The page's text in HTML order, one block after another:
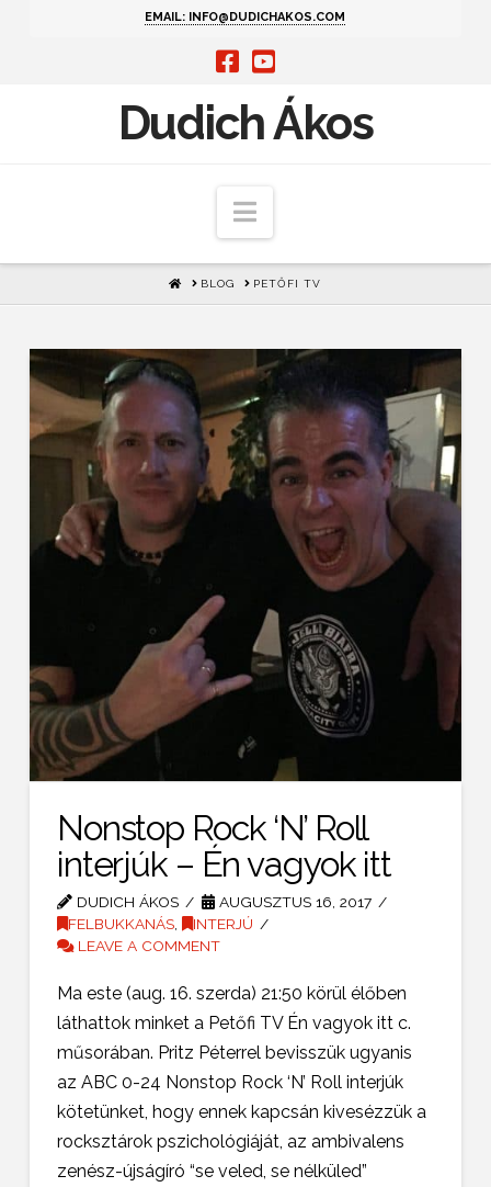
EMAIL: INFO@DUDICHAKOS.COM
Dudich Ákos
Navigation
HOMEBLOG PETŐFI TV
Nonstop Rock ‘N’ Roll
interjúk – Én vagyok itt
DUDICH ÁKOS
AUGUSZTUS 16, 2017
FELBUKKANÁS,
INTERJÚ
LEAVE A COMMENT
Ma este (aug. 16. szerda) 21:50 körül élőben
láthattok minket a Petőfi TV Én vagyok itt c.
műsorában. Pritz Péterrel bevisszük ugyanis
az ABC 0-24 Nonstop Rock ‘N’ Roll interjúk
kötetünket, hogy ennek kapcsán kivesézzük a
rocksztárok pszichológiáját, az ambivalens
zenész-újságíró “se veled, se nélküled”